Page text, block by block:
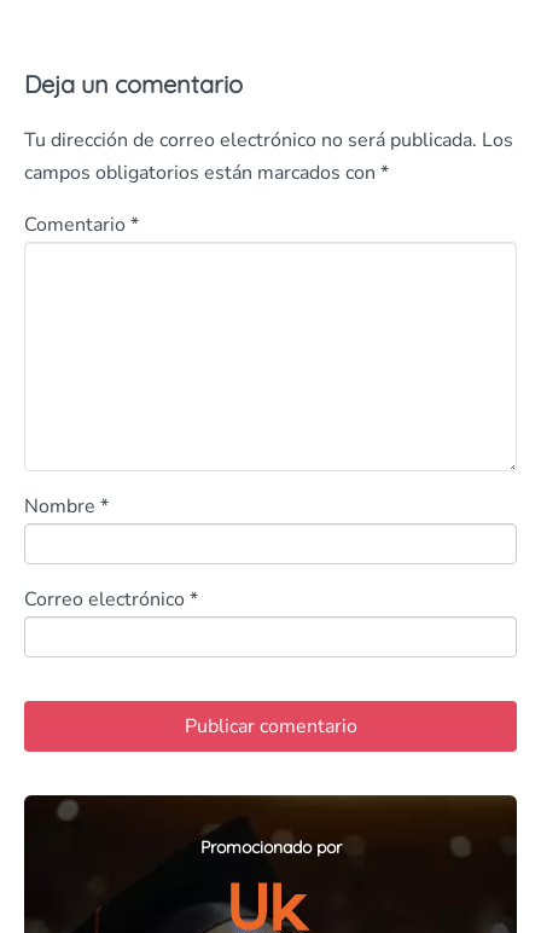
Promocionado por
Deja un comentario
Tu dirección de correo electrónico no será publicada. Los
campos obligatorios están marcados con *
Comentario *
Nombre *
Correo electrónico *